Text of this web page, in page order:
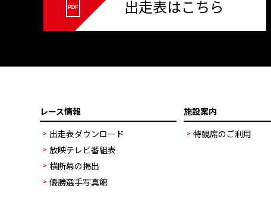
出走表はこちら
レース情報
出走表ダウンロード
放映テレビ番組表
横断幕の掲出
優勝選手写真館
施設案内
特観席のご利用